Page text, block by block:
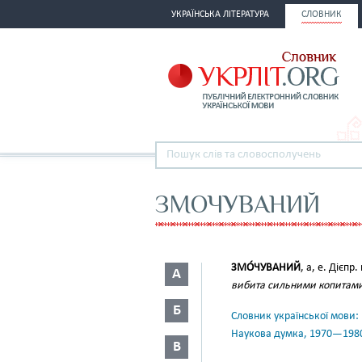
УКРАЇНСЬКА ЛІТЕРАТУРА СЛОВНИК
ЗМОЧУВАНИЙ
А
Б
В
ЗМО́ЧУВАНИЙ, а, е. Дієпр.
вибита сильними
Словник української
Наукова думка,